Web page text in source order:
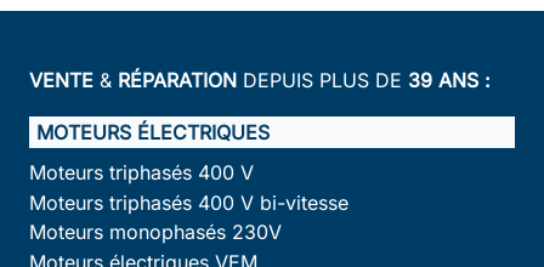
VENTE & RÉPARATION DEPUIS PLUS DE 39 ANS :
MOTEURS ÉLECTRIQUES
Moteurs triphasés 400 V
Moteurs triphasés 400 V bi-vitesse
Moteurs monophasés 230V
Moteurs électriques VEM